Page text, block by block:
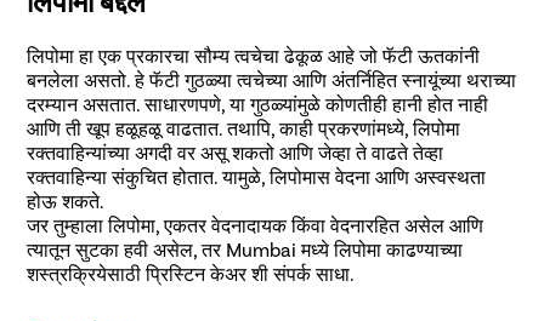
लिपोमा हा एक प्रकारचा सौम्य त्वचेचा ढेकूळ आहे जो फॅटी ऊतकांनी
बनलेला असतो. हे फॅटी गुठळ्या त्वचेच्या आणि अंतर्निहित स्नायूंच्या थराच्या
दरम्यान असतात. साधारणपणे, या गुठळ्यांमुळे कोणतीही हानी होत नाही
आणि ती खूप हळूहळू वाढतात. तथापि, काही प्रकरणांमध्ये, लिपोमा
रक्तवाहिन्यांच्या अगदी वर असू शकतो आणि जेव्हा ते वाढते तेव्हा
रक्तवाहिन्या संकुचित होतात. यामुळे, लिपोमास वेदना आणि अस्वस्थता
होऊ शकते.
जर तुम्हाला लिपोमा, एकतर वेदनादायक किंवा वेदनारहित असेल आणि
त्यातून सुटका हवी असेल, तर Mumbai मध्ये लिपोमा काढण्याच्या
शस्त्रक्रियेसाठी प्रिस्टिन केअर शी संपर्क साधा.